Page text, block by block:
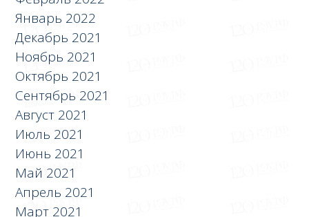
Январь 2022
Декабрь 2021
Ноябрь 2021
Октябрь 2021
Сентябрь 2021
Август 2021
Июль 2021
Июнь 2021
Май 2021
Апрель 2021
Март 2021